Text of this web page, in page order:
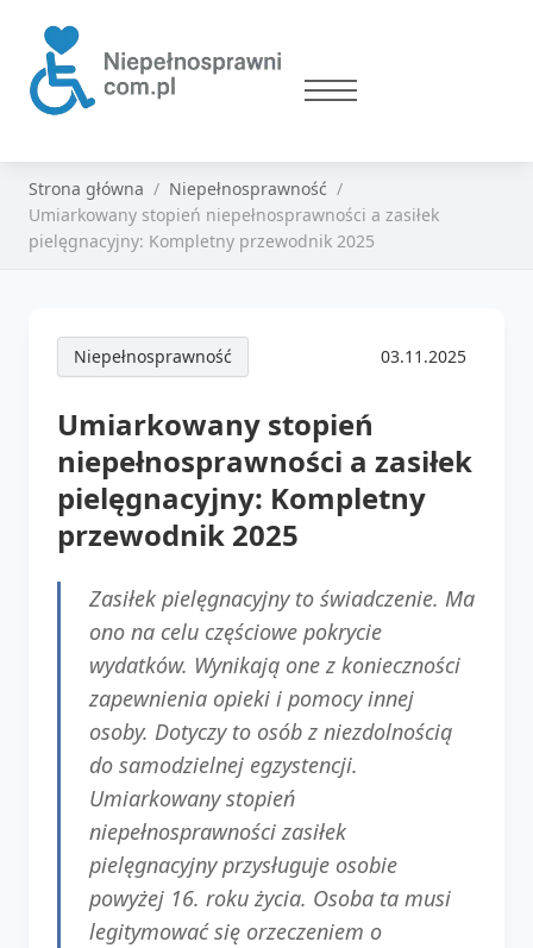
Strona główna
Niepełnosprawność
Umiarkowany stopień niepełnosprawności a zasiłek
pielęgnacyjny: Kompletny przewodnik 2025
Niepełnosprawność 03.11.2025
Umiarkowany stopień
niepełnosprawności a zasiłek
pielęgnacyjny: Kompletny
przewodnik 2025
Zasiłek pielęgnacyjny to świadczenie. Ma
ono na celu częściowe pokrycie
wydatków. Wynikają one z konieczności
zapewnienia opieki i pomocy innej
osoby. Dotyczy to osób z niezdolnością
do samodzielnej egzystencji.
Umiarkowany stopień
niepełnosprawności zasiłek
pielęgnacyjny przysługuje osobie
powyżej 16. roku życia. Osoba ta musi
legitymować się orzeczeniem o